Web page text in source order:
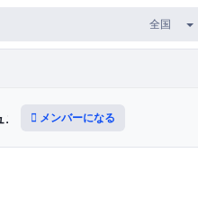
ニティメンバーになる